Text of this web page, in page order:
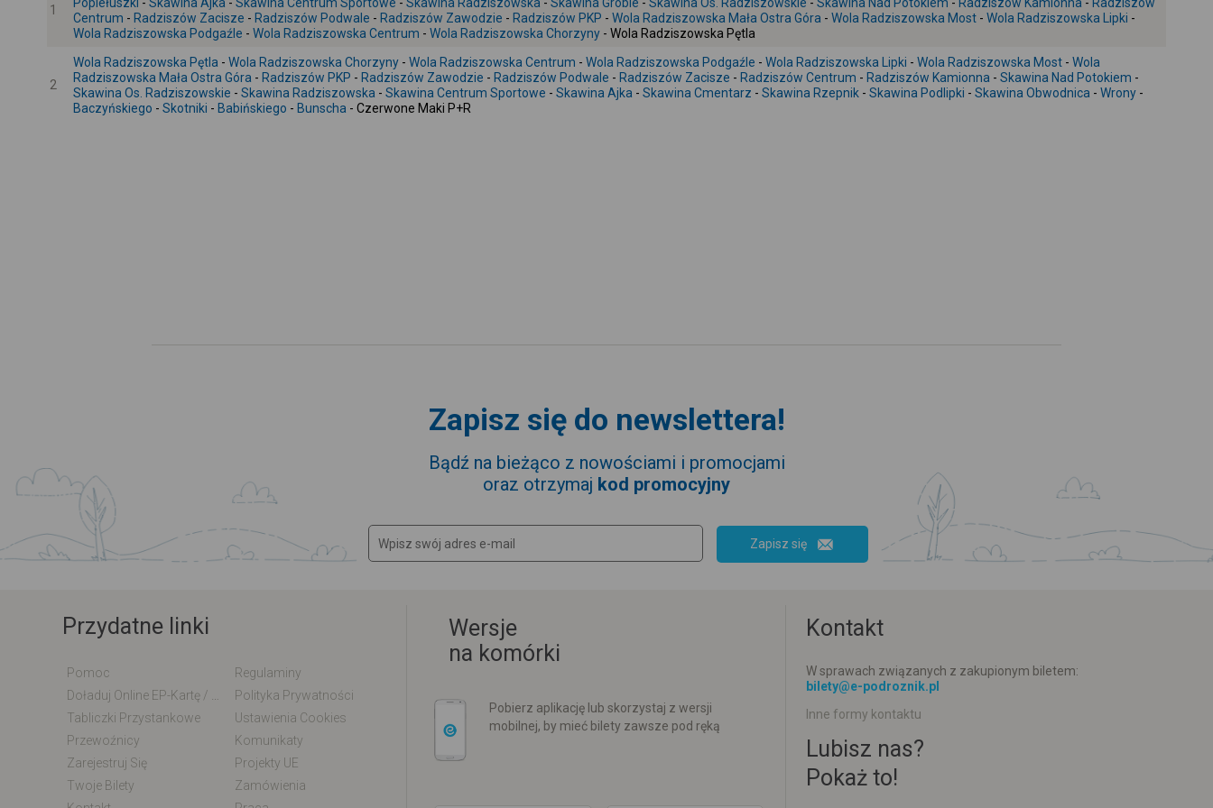
+
1
Centrum - Radziszów Zacisze - Radziszów Podwale - Radziszów Zawodzie - Radziszów PKP - Wola Radziszowska Mała Ostra Góra - Wola Radziszowska Most - Wola Radziszowska Lipki -
Wola Radziszowska Podgaźle - Wola Radziszowska Centrum - Wola Radziszowska Chorzyny - Wola Radziszowska Pętla
2
Wola Radziszowska Pętla - Wola Radziszowska Chorzyny - Wola Radziszowska Centrum - Wola Radziszowska Podgaźle - Wola Radziszowska Lipki - Wola Radziszowska Most - Wola
Radziszowska Mała Ostra Góra - Radziszów PKP - Radziszów Zawodzie - Radziszów Podwale - Radziszów Zacisze - Radziszów Centrum - Radziszów Kamionna - Skawina Nad Potokiem -
Skawina Os. Radziszowskie - Skawina Radziszowska - Skawina Centrum Sportowe - Skawina Ajka - Skawina Cmentarz - Skawina Rzepnik - Skawina Podlipki - Skawina Obwodnica - Wrony -
Baczyńskiego - Skotniki - Babińskiego - Bunscha - Czerwone Maki P+R
Zapisz się do newslettera!
Bądź na bieżąco z nowościami i promocjami
oraz otrzymaj kod promocyjny
Zapisz się
Przydatne linki
Pomoc
Regulaminy
Polityka Prywatności
Tabliczki Przystankowe
Ustawienia Cookies
Przewoźnicy
Komunikaty
Zarejestruj Się
Projekty UE
Twoje Bilety
Zamówienia
Wersje
na komórki
Pobierz aplikację lub skorzystaj z wersji
mobilnej, by mieć bilety zawsze pod ręką
Kontakt
W sprawach związanych z zakupionym biletem:
bilety@e-podroznik.pl
Inne formy kontaktu
Lubisz nas?
Pokaż to!